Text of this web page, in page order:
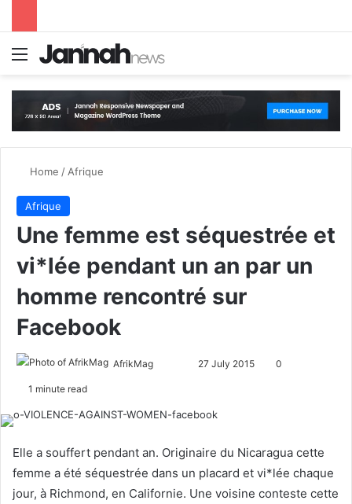
Menu
Home / Afrique
Afrique
Une femme est séquestrée et
vi*lée pendant un an par un
homme rencontré sur
Facebook
AfrikMag
w
o
n
d
n
e
m
27 July 2015 0
1 minute read
Elle a souffert pendant an. Originaire du Nicaragua cette
femme a été séquestrée dans un placard et vi*lée chaque
jour, à Richmond, en Californie. Une voisine conteste cette